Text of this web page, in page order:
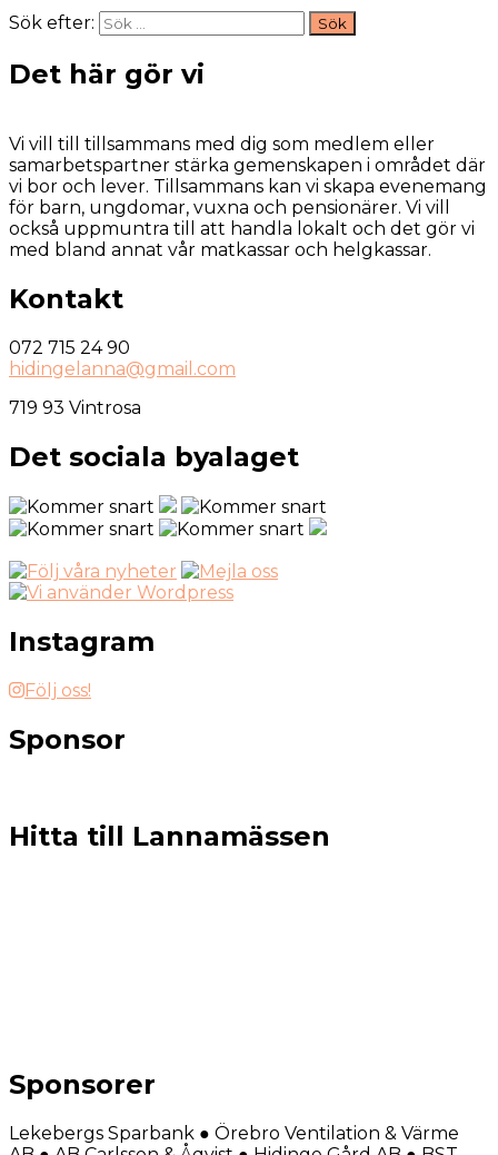
Sök efter:
Det här gör vi
Vi vill till tillsammans med dig som medlem eller
samarbetspartner stärka gemenskapen i området där
vi bor och lever. Tillsammans kan vi skapa evenemang
för barn, ungdomar, vuxna och pensionärer. Vi vill
också uppmuntra till att handla lokalt och det gör vi
med bland annat vår matkassar och helgkassar.
Kontakt
072 715 24 90
hidingelanna@gmail.com
719 93 Vintrosa
Det sociala byalaget
Instagram
Följ oss!
Sponsor
Hitta till Lannamässen
Sponsorer
Lekebergs Sparbank ● Örebro Ventilation & Värme